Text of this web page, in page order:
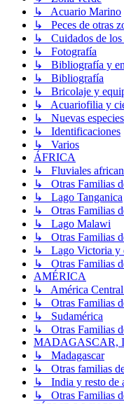
↳ Acuario Marino
↳ Peces de otras
↳ Cuidados de los
↳ Fotografía
↳ Bibliografía y
↳ Bibliografía
↳ Bricolaje y
↳ Acuariofilia y
↳ Nuevas especies
↳ Identificaciones
↳ Varios
ÁFRICA
↳ Fluviales
↳ Otras Familias
↳ Lago Tanganica
↳ Otras Familias
↳ Lago Malawi
↳ Otras Familias
↳ Lago Victoria y
↳ Otras Familias
AMÉRICA
↳ América Central
↳ Otras Familias
↳ Sudamérica
↳ Otras Familias
MADAGASCAR,
↳ Madagascar
↳ Otras familias de
↳ India y resto de
↳ Otras Familias